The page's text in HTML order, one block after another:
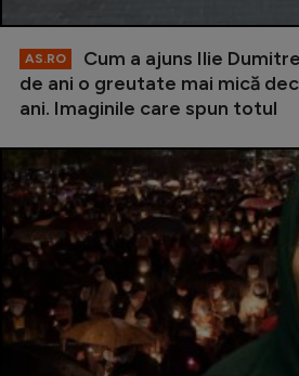
AS.RO
Cum a ajuns Ilie
de ani o greutate mai mică
ani. Imaginile care spun totul